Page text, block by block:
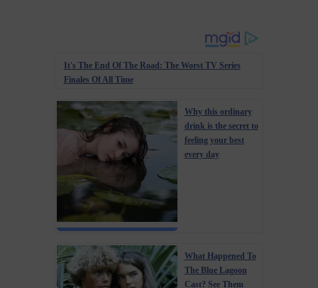
It's The End Of The Road: The Worst TV Series
Finales Of All Time
Why this ordinary
drink is the secret to
feeling your best
every day
What Happened To
The Blue Lagoon
Cast? See Them